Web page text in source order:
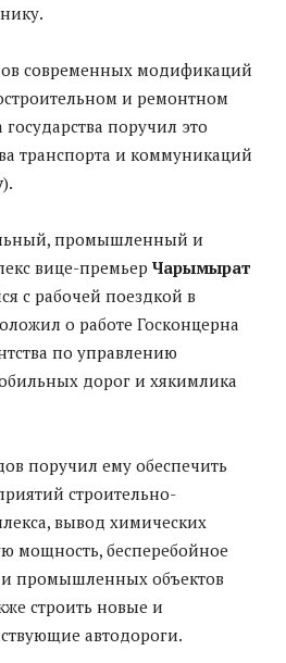
современных модификаций
и ремонтном
государства поручил это
транспорта и коммуникаций
).
промышленный и
вице-премьер Чарымырат
с рабочей поездкой в
о работе Госконцерна
по управлению
дорог и хякимлика
поручил ему обеспечить
строительно-
вывод химических
мощность, бесперебойное
промышленных объектов
строить новые и
автодороги.